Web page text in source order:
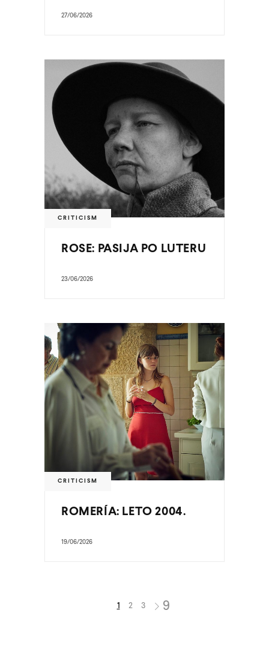
27/06/2026
CRITICISM
ROSE: PASIJA PO LUTERU
23/06/2026
CRITICISM
ROMERÍA: LETO 2004.
19/06/2026
1 2 3